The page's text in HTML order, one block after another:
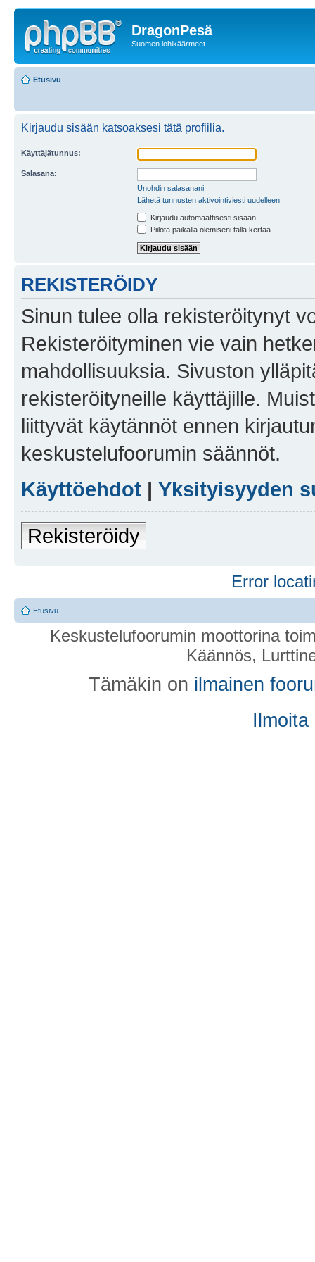
DragonPesä
Suomen lohikäärmeet
Etusivu
Kirjaudu sisään katsoaksesi tätä profiilia.
Käyttäjätunnus:
Salasana:
Unohdin salasanani
Lähetä tunnusten aktivointiviesti uudelleen
Kirjaudu automaattisesti sisään.
Piilota paikalla olemiseni tällä kertaa
REKISTERÖIDY
Sinun tulee olla rekisteröitynyt
Rekisteröityminen vie vain
mahdollisuuksia. Sivuston
rekisteröityneille käyttäjille.
liittyvät käytännöt ennen
keskustelufoorumin säännöt.
Käyttöehdot | Yksityisyyden
Rekisteröidy
Error
Etusivu
Keskustelufoorumin moottorina
Käännös,
Tämäkin on ilmainen